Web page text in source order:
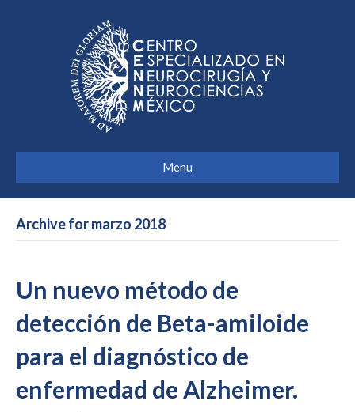
Menu
Archive for marzo 2018
Un nuevo método de
detección de Beta-amiloide
para el diagnóstico de
enfermedad de Alzheimer.